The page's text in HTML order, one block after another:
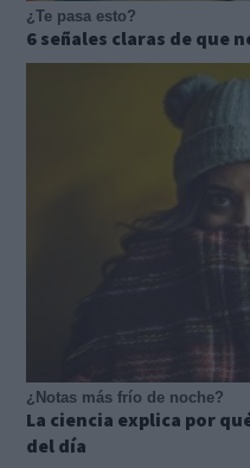
¿Te pasa esto?
6 señales claras de que
¿Notas más frío de noche?
La ciencia explica por
del día